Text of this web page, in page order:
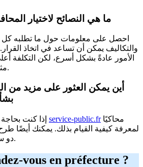
ما هي النصائح لاختيار
احصل على معلومات حول ما تطلبه كل
والتكاليف يمكن أن تساعد في اتخاذ
الأمور عادةً بشكل أسرع، لكن التكلفة
مثل 78 أو 93، خيارات جيدة.
أين يمكن العثور على مزيد من
service-public.frمحاكيًا
لمعرفة كيفية القيام بذلك. يمكنك أيضًا
دو سين عبر البريد الإلكتروني.
vous en préfecture ?